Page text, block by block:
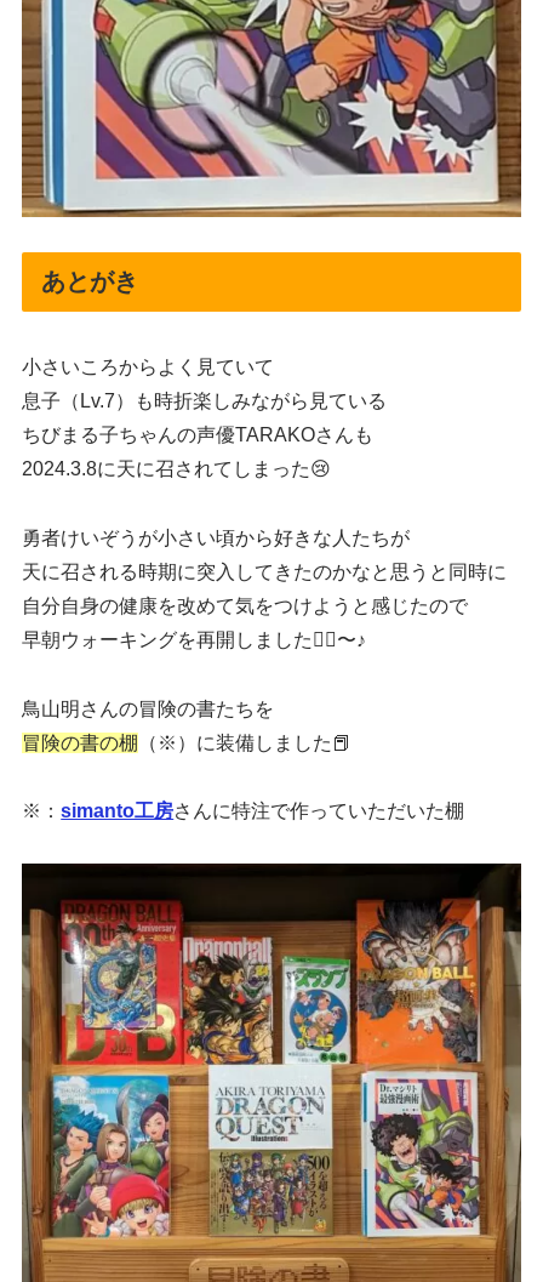
あとがき
小さいころからよく見ていて
息子（Lv.7）も時折楽しみながら見ている
ちびまる子ちゃんの声優TARAKOさんも
2024.3.8に天に召されてしまった😢
勇者けいぞうが小さい頃から好きな人たちが
天に召される時期に突入してきたのかなと思うと同時に
自分自身の健康を改めて気をつけようと感じたので
早朝ウォーキングを再開しました🚶‍♀️〜♪
鳥山明さんの冒険の書たちを
冒険の書の棚
（※）に装備しました📕
※：simanto工房さんに特注で作っていただいた棚